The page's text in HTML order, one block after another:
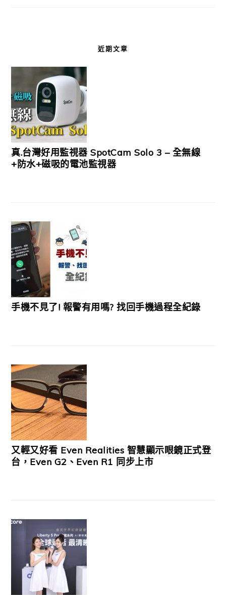
近期文章
真.台灣好用監視器 SpotCam Solo 3 – 全無線
+防水+磁吸的電池監視器
手機不見了! 報警有用嗎? 找回手機過程全紀錄
又輕又好看 Even Realities 智慧顯示眼鏡正式登
台，Even G2、Even R1 同步上市